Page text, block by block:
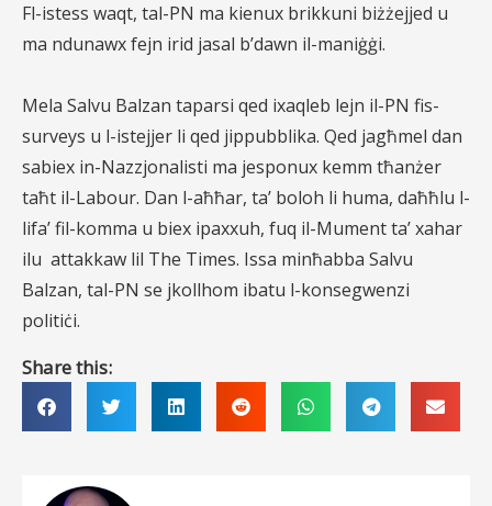
Fl-istess waqt, tal-PN ma kienux brikkuni biżżejjed u
ma ndunawx fejn irid jasal b’dawn il-maniġġi.
Mela Salvu Balzan taparsi qed ixaqleb lejn il-PN fis-
surveys u l-istejjer li qed jippubblika. Qed jagħmel dan
sabiex in-Nazzjonalisti ma jesponux kemm tħanżer
taħt il-Labour. Dan l-aħħar, ta’ boloh li huma, daħħlu l-
lifa’ fil-komma u biex ipaxxuh, fuq il-Mument ta’ xahar
ilu attakkaw lil The Times. Issa minħabba Salvu
Balzan, tal-PN se jkollhom ibatu l-konsegwenzi
politiċi.
Share this: